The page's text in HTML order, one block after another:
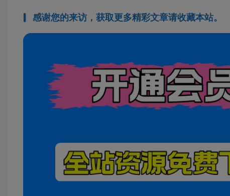
感谢您的来访，获取更多精彩文章请收藏本站。